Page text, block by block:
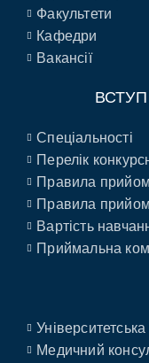
Факультети
Кафедри
Вакансії
Спеціальності
Перелік
Правила
Правила
Вартість
Приймальна
Університетська
Медичний